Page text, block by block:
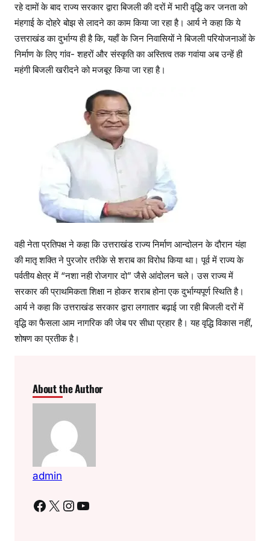
रहे दामों के बाद राज्य सरकार द्वारा बिजली की दरों में भारी वृद्धि कर जनता को
मंहगाई के दोहरे बोझ से लादने का काम किया जा रहा है। आर्य ने कहा कि ये
उत्तराखंड का दुर्भाग्य ही है कि, यहाँ के जिन निवासियों ने बिजली परियोजनाओं के
निर्माण के लिए गांव- शहरों और संस्कृति का अस्तित्व तक गवांया अब उन्हें ही
महंगी बिजली खरीदने को मजबूर किया जा रहा है।
वही नेता प्रतिपक्ष ने कहा कि उत्तराखंड राज्य निर्माण आन्दोलन के दौरान यंहा
की मातृ शक्ति ने पुरजोर तरीके से शराब का विरोध किया था। पूर्व में राज्य के
पर्वतीय क्षेत्र में “नशा नही रोजगार दो” जैसे आंदोलन चले। उस राज्य में
सरकार की प्राथमिकता शिक्षा न होकर शराब होना एक दुर्भाग्यपूर्ण स्थिति है।
आर्य ने कहा कि उत्तराखंड सरकार द्वारा लगातार बढ़ाई जा रही बिजली दरों में
वृद्धि का फैसला आम नागरिक की जेब पर सीधा प्रहार है। यह वृद्धि विकास नहीं,
शोषण का प्रतीक है।
About the Author
admin
Facebook X Instagram YouTube